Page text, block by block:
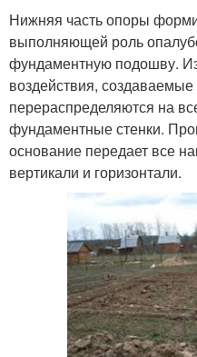
Нижняя часть опоры
выполняющей роль
фундаментную подошву.
воздействия,
перераспределяются на
фундаментные стенки.
основание передает все
вертикали и горизонтали.